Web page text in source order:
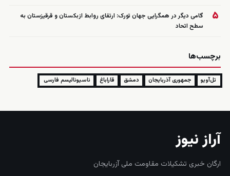
۵
گامی دیگر در همگرایی جهان تورک: ارتقای روابط ازبکستان و قرقیزستان به
سطح اتحاد
برچسب‌ها
تل‌آویو جمهوری آذربایجان دمشق قاراباغ ناسیونالیسم فارسی
آراز نیوز
ارگان خبری تشکیلات مقاومت ملی آزربایجان